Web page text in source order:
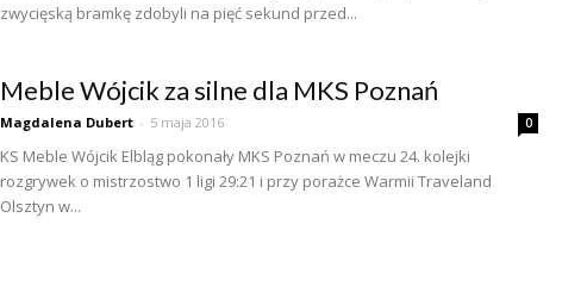
zwycięską bramkę zdobyli na pięć sekund przed...
Meble Wójcik za silne dla MKS Poznań
Magdalena Dubert - 5 maja 2016 0
KS Meble Wójcik Elbląg pokonały MKS Poznań w meczu 24. kolejki
rozgrywek o mistrzostwo 1 ligi 29:21 i przy porażce Warmii Traveland
Olsztyn w...